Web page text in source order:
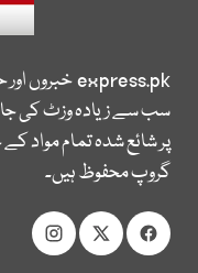
express.pkخبروں
سب سے زیادہ وزٹ کی
پر شائع شدہ تمام مواد
گروپ محفوظ ہیں۔